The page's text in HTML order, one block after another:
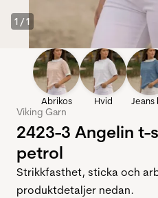
1 /1
Abrikos Hvid Jeans
Viking Garn
2423-3 Angelin t-
petrol
Strikkfasthet, sticka och
produktdetaljer nedan.